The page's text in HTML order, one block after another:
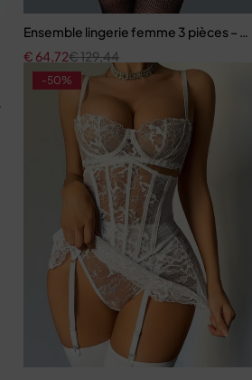
en dentelle fine
Ensemble lingerie femme 3 pièces –
€129,44
€ 64,72
florale contrastée avec soutien-
-50%